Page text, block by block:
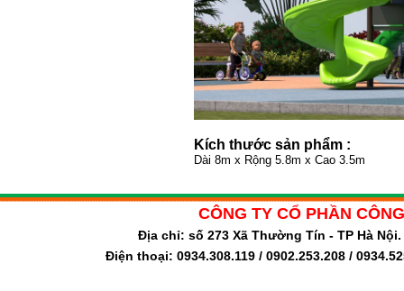
Kích thước sản phẩm :
Dài 8m x Rộng 5.8m x Cao 3.5m
CÔNG TY CỔ PHẦN
Địa chỉ: số 273 Xã Thường Tín - TP Hà
Điện thoại: 0934.308.119 / 0902.253.208 /